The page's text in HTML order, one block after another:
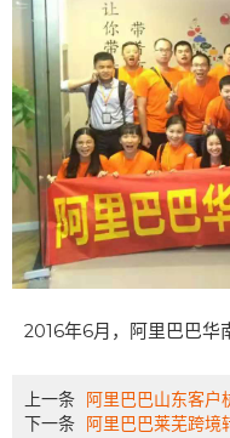
2016年6月，阿里巴巴华
上一条 阿里巴巴山东客户
下一条 阿里巴巴莱芜跨境